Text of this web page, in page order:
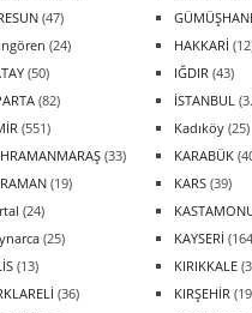
(47)
(24) HAKKARİ
(50) IĞDIR (43)
(82) İSTANBUL
(551) Kadıköy (25)
(33) KARABÜK
(19) KARS (39)
(24)
(25) KAYSERİ
(13) KIRIKKALE
(36) KIRŞEHİR